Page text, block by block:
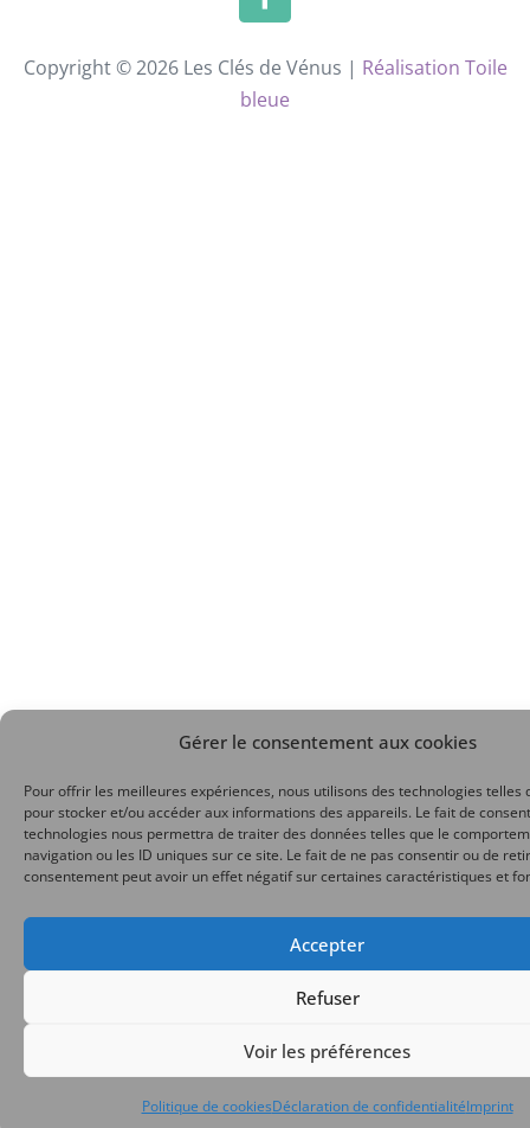
Gérer le consentement aux cookies
Pour offrir les meilleures expériences, nous utilisons des technologies telles
pour stocker et/ou accéder aux informations des appareils. Le fait de
technologies nous permettra de traiter des données telles que le
navigation ou les ID uniques sur ce site. Le fait de ne pas consentir ou de
consentement peut avoir un effet négatif sur certaines caractéristiques et
Accepter
Refuser
Voir les préférences
Politique de cookiesDéclaration de confidentialitéImprint
Copyright © 2026 Les Clés de Vénus | Réalisation Toile
bleue